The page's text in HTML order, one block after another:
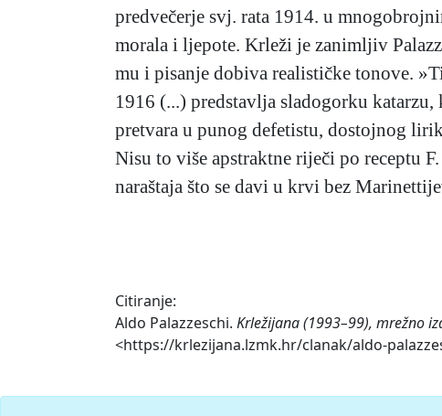
predvečerje svj. rata 1914. u
morala i ljepote. Krleži je zanimljiv
mu i pisanje dobiva realističke tonove.
1916 (...) predstavlja sladogorku
pretvara u punog defetistu, dostojnog
Nisu to više apstraktne riječi po receptu
naraštaja što se davi u krvi bez
Citiranje:
Aldo Palazzeschi. Krležijana (1993–99), mrežno
<https://krlezijana.lzmk.hr/clanak/aldo-